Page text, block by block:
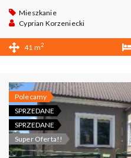
Mieszkanie
Cyprian Korzeniecki
41 m2
Polecamy
SPRZEDANE
SPRZEDANE
Super Oferta!!